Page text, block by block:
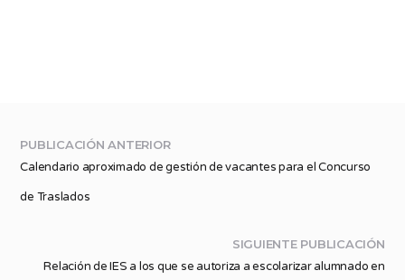
PUBLICACIÓN ANTERIOR
Calendario aproximado de gestión de vacantes para el Concurso
de Traslados
SIGUIENTE PUBLICACIÓN
Relación de IES a los que se autoriza a escolarizar alumnado en